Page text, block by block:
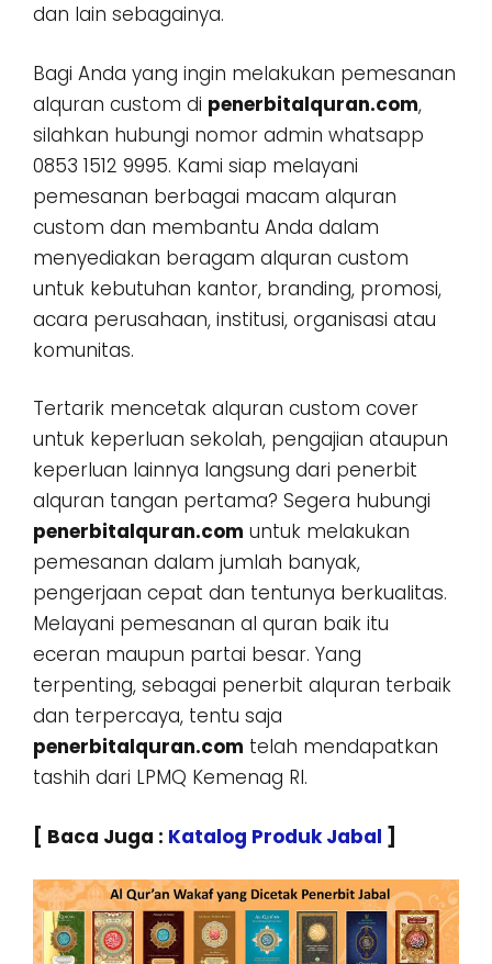
dan lain sebagainya.
Bagi Anda yang ingin melakukan pemesanan
alquran custom di penerbitalquran.com,
silahkan hubungi nomor admin whatsapp
0853 1512 9995. Kami siap melayani
pemesanan berbagai macam alquran
custom dan membantu Anda dalam
menyediakan beragam alquran custom
untuk kebutuhan kantor, branding, promosi,
acara perusahaan, institusi, organisasi atau
komunitas.
Tertarik mencetak alquran custom cover
untuk keperluan sekolah, pengajian ataupun
keperluan lainnya langsung dari penerbit
alquran tangan pertama? Segera hubungi
penerbitalquran.com untuk melakukan
pemesanan dalam jumlah banyak,
pengerjaan cepat dan tentunya berkualitas.
Melayani pemesanan al quran baik itu
eceran maupun partai besar. Yang
terpenting, sebagai penerbit alquran terbaik
dan terpercaya, tentu saja
penerbitalquran.com telah mendapatkan
tashih dari LPMQ Kemenag RI.
[ Baca Juga : Katalog Produk Jabal ]